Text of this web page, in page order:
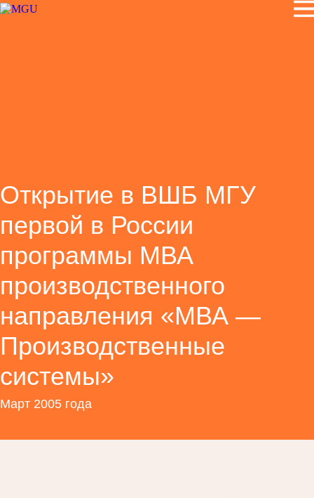
Открытие в ВШБ МГУ
первой в России
программы МВА
производственного
направления «МВА —
Производственные
системы»
Март 2005 года